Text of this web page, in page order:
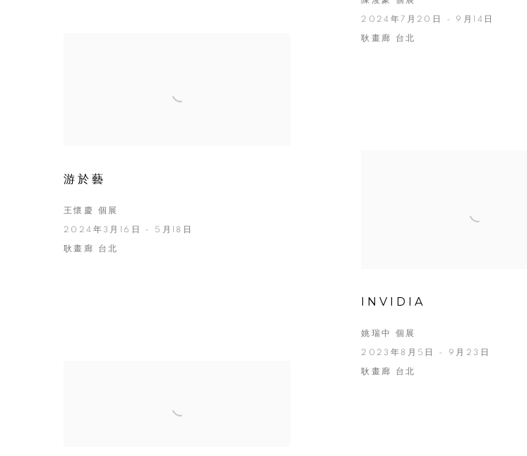
游於藝
王懷慶 個展
2024年3月16日 - 5月18日
耿畫廊 台北
2024年7月20日 - 9月14日
耿畫廊 台北
INVIDIA
姚瑞中 個展
2023年8月5日 - 9月23日
耿畫廊 台北